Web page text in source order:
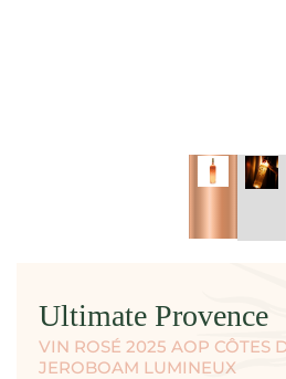
Ultimate Provence
VIN ROSÉ 2025 AOP CÔTES
JEROBOAM LUMINEUX